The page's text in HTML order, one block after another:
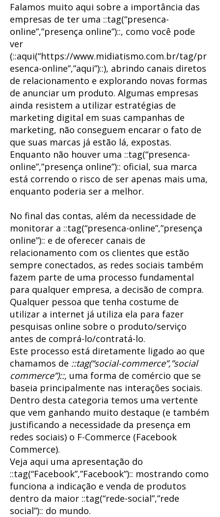
Falamos muito aqui sobre a importância das
empresas de ter uma ::tag(“presenca-
online”,”presença online”)::, como você pode
ver
(::aqui(“https://www.midiatismo.com.br/tag/pr
esenca-online”,”aqui”)::), abrindo canais diretos
de relacionamento e explorando novas formas
de anunciar um produto. Algumas empresas
ainda resistem a utilizar estratégias de
marketing digital em suas campanhas de
marketing, não conseguem encarar o fato de
que suas marcas já estão lá, expostas.
Enquanto não houver uma ::tag(“presenca-
online”,”presença online”):: oficial, sua marca
está correndo o risco de ser apenas mais uma,
enquanto poderia ser a melhor.
No final das contas, além da necessidade de
monitorar a ::tag(“presenca-online”,”presença
online”):: e de oferecer canais de
relacionamento com os clientes que estão
sempre conectados, as redes sociais também
fazem parte de uma processo fundamental
para qualquer empresa, a decisão de compra.
Qualquer pessoa que tenha costume de
utilizar a internet já utiliza ela para fazer
pesquisas online sobre o produto/serviço
antes de comprá-lo/contratá-lo.
Este processo está diretamente ligado ao que
chamamos de ::tag(“social-commerce”,”social
commerce”)::, uma forma de comércio que se
baseia principalmente nas interações sociais.
Dentro desta categoria temos uma vertente
que vem ganhando muito destaque (e também
justificando a necessidade da presença em
redes sociais) o F-Commerce (Facebook
Commerce).
Veja aqui uma apresentação do
::tag(“Facebook”,”Facebook”):: mostrando como
funciona a indicação e venda de produtos
dentro da maior ::tag(“rede-social”,”rede
social”):: do mundo.